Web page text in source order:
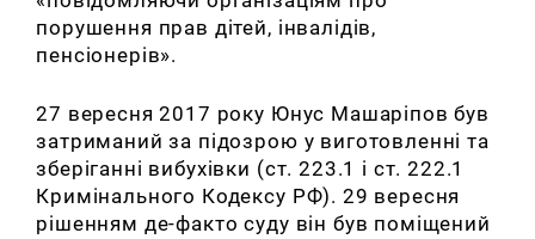
порушення прав дітей, інвалідів,
пенсіонерів».
27 вересня 2017 року Юнус Машаріпов був
затриманий за підозрою у виготовленні та
зберіганні вибухівки (ст. 223.1 і ст. 222.1
Кримінального Кодексу РФ). 29 вересня
рішенням де-факто суду він був поміщений